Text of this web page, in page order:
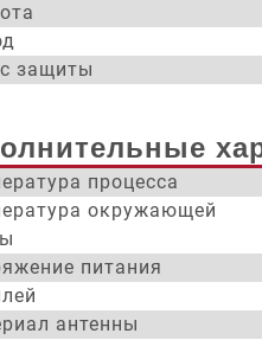
защиты
процесса
окружающей
питания
антенны